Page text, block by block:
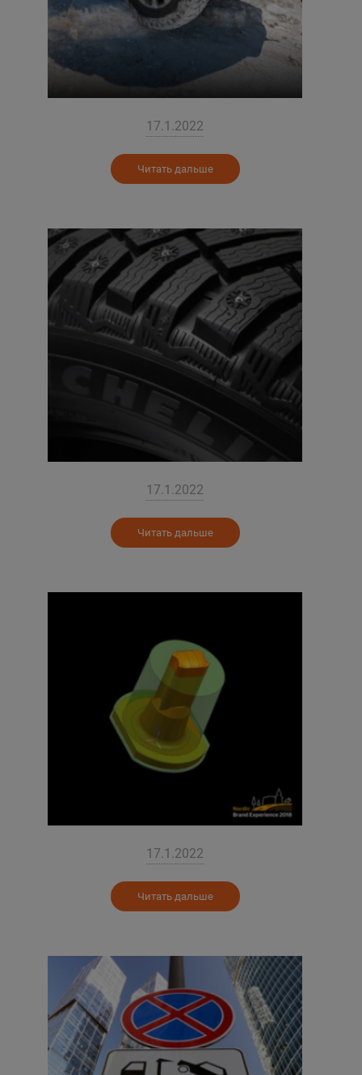
17.1.2022
Читать дальше
17.1.2022
Читать дальше
17.1.2022
Читать дальше